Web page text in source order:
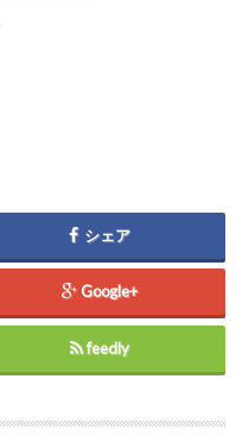
シェア
Google+
feedly